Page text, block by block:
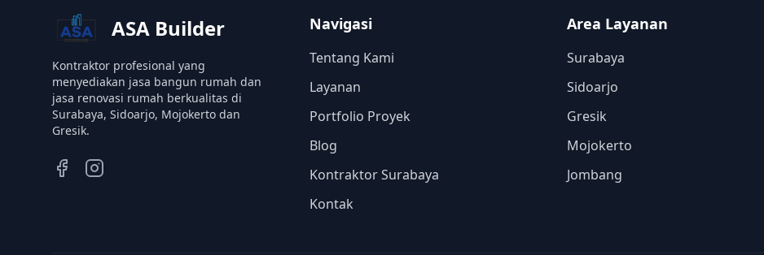
ASA Builder
Kontraktor profesional yang
menyediakan jasa bangun rumah dan
jasa renovasi rumah berkualitas di
Surabaya, Sidoarjo, Mojokerto dan
Gresik.
Navigasi
Tentang Kami
Layanan
Portfolio Proyek
Blog
Kontraktor Surabaya
Kontak
Area Layanan
Surabaya
Sidoarjo
Gresik
Mojokerto
Jombang